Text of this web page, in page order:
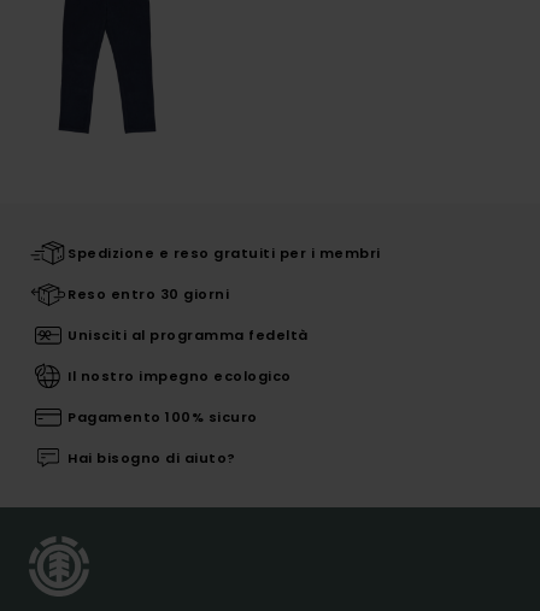
Spedizione e reso gratuiti per i membri
Reso entro 30 giorni
Unisciti al programma fedeltà
Il nostro impegno ecologico
Pagamento 100% sicuro
Hai bisogno di aiuto?